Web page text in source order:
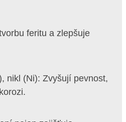
feritu a zlepšuje
nikl (Ni): Zvyšují pevnost,